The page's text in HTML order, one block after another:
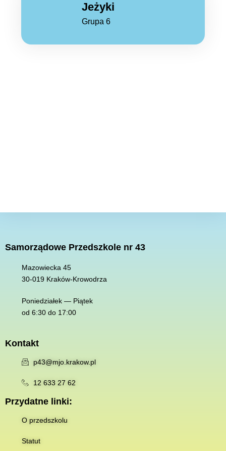
Jeżyki
Grupa 6
Samorządowe Przedszkole nr 43
Mazowiecka 45
30-019 Kraków-Krowodrza
Poniedziałek — Piątek
od 6:30 do 17:00
Kontakt
p43@mjo.krakow.pl
12 633 27 62
Przydatne linki:
O przedszkolu
Statut